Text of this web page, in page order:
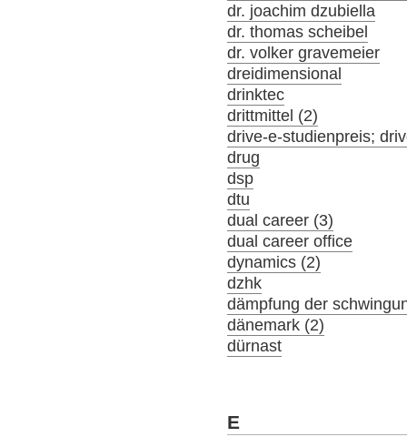
dr. joachim dzubiella
dr. thomas scheibel
dr. volker gravemeier
dreidimensional
drinktec
drittmittel (2)
drive-e-studienpreis;
drug
dsp
dtu
dual career (3)
dual career office
dynamics (2)
dzhk
dämpfung der
dänemark (2)
dürnast
E